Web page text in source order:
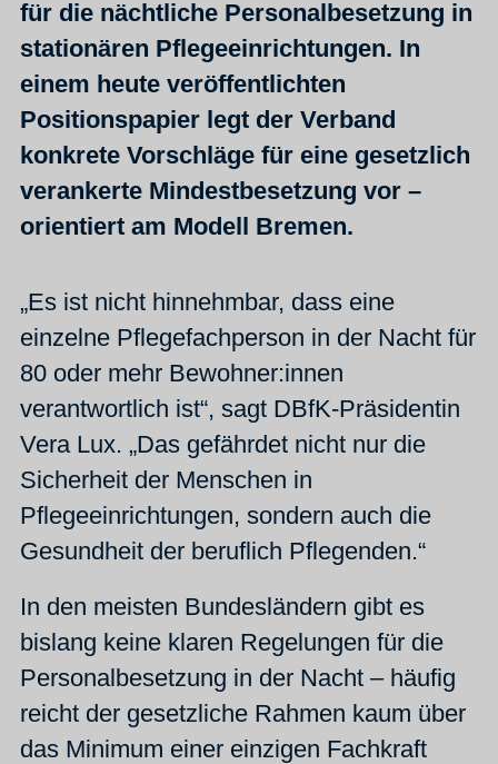
für die nächtliche Personalbesetzung in
stationären Pflegeeinrichtungen. In
einem heute veröffentlichten
Positionspapier legt der Verband
konkrete Vorschläge für eine gesetzlich
verankerte Mindestbesetzung vor –
orientiert am Modell Bremen.
„Es ist nicht hinnehmbar, dass eine
einzelne Pflegefachperson in der Nacht für
80 oder mehr Bewohner:innen
verantwortlich ist“, sagt DBfK-Präsidentin
Vera Lux. „Das gefährdet nicht nur die
Sicherheit der Menschen in
Pflegeeinrichtungen, sondern auch die
Gesundheit der beruflich Pflegenden.“
In den meisten Bundesländern gibt es
bislang keine klaren Regelungen für die
Personalbesetzung in der Nacht – häufig
reicht der gesetzliche Rahmen kaum über
das Minimum einer einzigen Fachkraft